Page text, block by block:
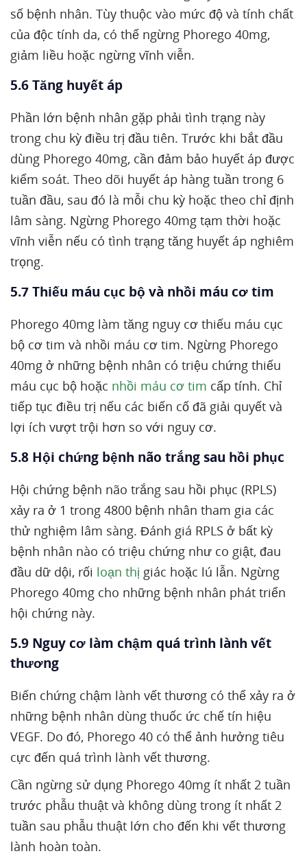
số bệnh nhân. Tùy thuộc vào mức độ và tính chất
của độc tính da, có thể ngừng Phorego 40mg,
giảm liều hoặc ngừng vĩnh viễn.
5.6 Tăng huyết áp
Phần lớn bệnh nhân gặp phải tình trạng này
trong chu kỳ điều trị đầu tiên. Trước khi bắt đầu
dùng Phorego 40mg, cần đảm bảo huyết áp được
kiểm soát. Theo dõi huyết áp hàng tuần trong 6
tuần đầu, sau đó là mỗi chu kỳ hoặc theo chỉ định
lâm sàng. Ngừng Phorego 40mg tạm thời hoặc
vĩnh viễn nếu có tình trạng tăng huyết áp nghiêm
trọng.
5.7 Thiếu máu cục bộ và nhồi máu cơ tim
Phorego 40mg làm tăng nguy cơ thiếu máu cục
bộ cơ tim và nhồi máu cơ tim. Ngừng Phorego
40mg ở những bệnh nhân có triệu chứng thiếu
máu cục bộ hoặc nhồi máu cơ tim cấp tính. Chỉ
tiếp tục điều trị nếu các biến cố đã giải quyết và
lợi ích vượt trội hơn so với nguy cơ.
5.8 Hội chứng bệnh não trắng sau hồi phục
Hội chứng bệnh não trắng sau hồi phục (RPLS)
xảy ra ở 1 trong 4800 bệnh nhân tham gia các
thử nghiệm lâm sàng. Đánh giá RPLS ở bất kỳ
bệnh nhân nào có triệu chứng như co giật, đau
đầu dữ dội, rối loạn thị giác hoặc lú lẫn. Ngừng
Phorego 40mg cho những bệnh nhân phát triển
hội chứng này.
5.9 Nguy cơ làm chậm quá trình lành vết
thương
Biến chứng chậm lành vết thương có thể xảy ra ở
những bệnh nhân dùng thuốc ức chế tín hiệu
VEGF. Do đó, Phorego 40 có thể ảnh hưởng tiêu
cực đến quá trình lành vết thương.
Cần ngừng sử dụng Phorego 40mg ít nhất 2 tuần
trước phẫu thuật và không dùng trong ít nhất 2
tuần sau phẫu thuật lớn cho đến khi vết thương
lành hoàn toàn.